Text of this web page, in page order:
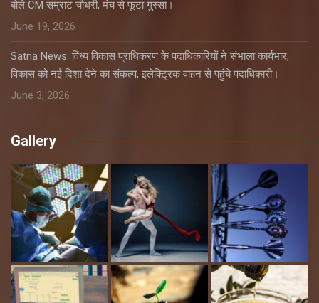
बोले CM सम्राट चौधरी, मंच से फूटा गुस्सा।
June 19, 2026
Satna News: विंध्य विकास प्राधिकरण के पदाधिकारियों ने संभाला कार्यभार,
विकास को नई दिशा देने का संकल्प, इलेक्ट्रिक वाहन से पहुंचे पदाधिकारी।
June 3, 2026
Gallery